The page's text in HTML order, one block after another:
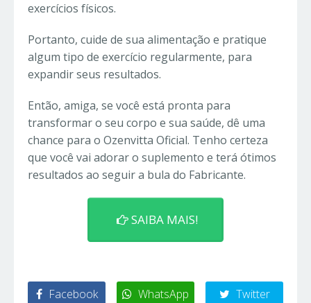
exercícios físicos.
Portanto, cuide de sua alimentação e pratique
algum tipo de exercício regularmente, para
expandir seus resultados.
Então, amiga, se você está pronta para
transformar o seu corpo e sua saúde, dê uma
chance para o Ozenvitta Oficial. Tenho certeza
que você vai adorar o suplemento e terá ótimos
resultados ao seguir a bula do Fabricante.
SAIBA MAIS!
Facebook WhatsApp Twitter